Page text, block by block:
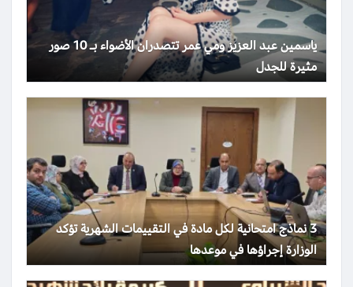
ياسمين عبد العزيز ومي عمر تتصدران الأضواء بـ 10 صور
مثيرة للجدل
3 نماذج امتحانية لكل مادة في التقييمات الشهرية تؤكد
الوزارة إجراؤها في موعدها